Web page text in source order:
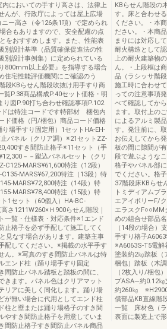
においての手すり高さは、法律上
んが、行政庁によっては屋上広場
ー高さ（令126条1項）で定められ
合もありますので、安全配慮の点
をおすすめします。また、性能表
別設計基準（品質確保促進法の性
別設計事例集）に定められている
800mm以上必要』を指導する場合
住宅性能評価機関にご確認のう
段KBらせん階段吹抜け用手すり商
覧P.38商品構成P.40セット価格・明
り図P.90打ち合わせ確認事項P.102
ドは特注コードです特部材 梱包内
ド価格（円/梱包）商品コード価格
場手すり固定用）1セットHA-EH-
パネル（クリア調）※21セットZZ-
すき間防止格子※11セット（手
－－蹴込パネルセット（クリ
C125-MARS¥61,600特注（12段）
MARS¥67,200特注（13段）特
MARS¥72,800特注（14段）特
MARS¥78,400特注（15段）特
1セット（60個入）HA-BC-
さ1211W260×Ｈ900らせん階段｜
一覧・仕様表・対応条件※1エンド
止格子を必ず手配して施工してく
見なす場合があります。建築主事
配してください。※掲載の水平手す
ん。※写真のすき間防止パネルは特
エンド柱（踊り場手すり固定
間防止パネル踏板と踏板の間に、
きます。パネル色はクリアマット
リアに美しく同化します。踊り場
が無い場合に代用としてエンド柱
柱と壁または踊り場格子のすき間
やすき間防止格子を用意していま
間防止格子すき間防止パネル商品
KBらせん階段の
す。床と合わせ
ください。・本
ださい。・本商
まりには対応し
耐火構造として
上の耐火建築物
ん。・上段框は
品（ラシッサ階
施工時に合わせ
っての注意事項
べて確認してか
ます。取付上の
によるアルミ製
す。発注前に、
お伝えしてから
板の間に隙間が
段で遊ぶような
格子やパネル部
でください。格
37階段床KBらせ
トミディアムブ
エアイボリーF/
エラスクF○○MM
めの組合せ部品
（14段の場合）
手すり格子
※A6063S-T5電解
塗装約2㎏踏板（
梱包）踏板（木
（2枚入り/梱
プASA—約0.12㎏
約260㎏
償部品KB直線階
一覧 床材色（ラ
表面に製造上で